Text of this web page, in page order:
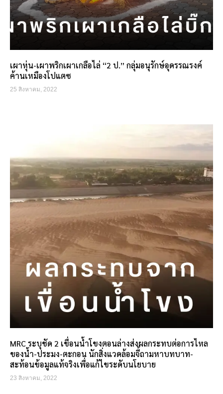
เผาหุ่น-เผาพริกเผาเกลือไล่ “2 ป.” กลุ่มอนุรักษ์อุดรรณรงค์
ค้านเหมืองโปแตซ
25 สิงหาคม, 2022
MRC ระบุชัด 2 เขื่อนน้ำโขงตอนล่างส่งผลกระทบต่อการไหล
ของน้ำ-ประมง-ตะกอน นักสิ่งแวดล้อมจี้ถามหาบทบาท-
สะท้อนข้อมูลแท้จริงเพื่อแก้ไขระดับนโยบาย
23 สิงหาคม, 2022